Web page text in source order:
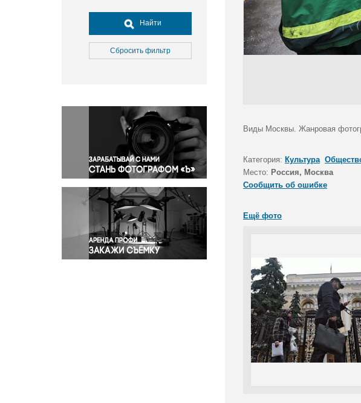
Досуг, туризм и отдых
Культура
Медицина
Окружающая среда
Политика
Правосудие
Происшествия и конфликты
Религия
Светская жизнь
Спорт
Экология
Экономика и бизнес
Найти
Сбросить фильтр
Виды Москвы. Жанровая
Категория: Культура
Место: Россия, Москва
Сообщить об ошибке
Ещё фото